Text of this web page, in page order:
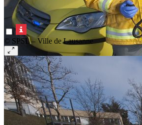
© SPSL – Ville de Lausanne